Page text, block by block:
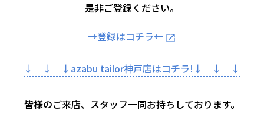
是非ご登録ください。
→登録はコチラ←
↓ ↓ ↓azabu tailor神戸店はコチラ!↓ ↓ ↓
皆様のご来店、スタッフ一同お持ちしております。